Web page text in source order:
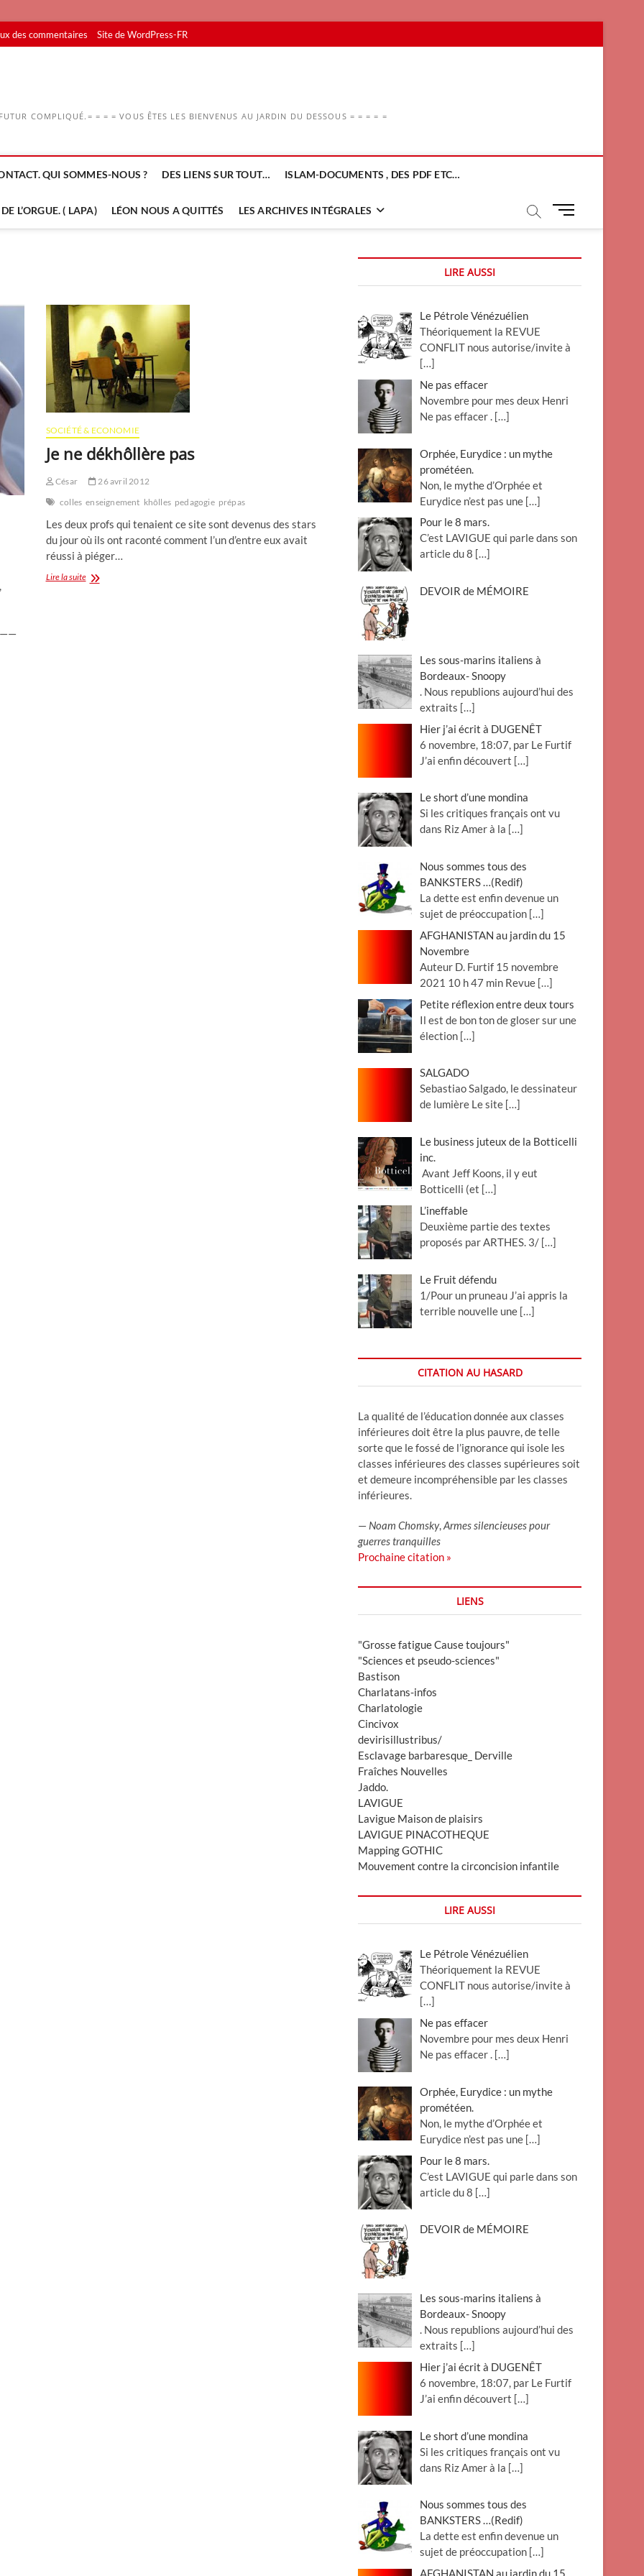
des commentaires Site de WordPress-FR
COMPLIQUÉ.= = = = VOUS ÊTES LES BIENVENUS AU JARDIN DU DESSOUS = = = = =
QUI SOMMES-NOUS ? DES LIENS SUR TOUT… ISLAM-DOCUMENTS , DES PDF ETC…
L’ORGUE. ( LAPA) LÉON NOUS A QUITTÉS LES ARCHIVES INTÉGRALES
M
u
u
n
SOCIÉTÉ & ECONOMIE
Je ne dékhôllère pas
César
26 avril 2012
colles enseignement khôlles pedagogie prépas
Les deux profs qui tenaient ce site sont devenus des stars
du jour où ils ont raconté comment l’un d’entre eux avait
réussi à piéger…
Lire la suiteJe
LIRE AUSSI
Le Pétrole Vénézuélien
Théoriquement la REVUE
CONFLIT nous autorise/invite à
[…]
Ne pas effacer
Novembre pour mes deux Henri
Ne pas effacer . […]
Orphée, Eurydice : un mythe
prométéen.
Non, le mythe d’Orphée et
Eurydice n’est pas une […]
Pour le 8 mars.
C’est LAVIGUE qui parle dans son
article du 8 […]
DEVOIR de MÉMOIRE
Les sous-marins italiens à
Bordeaux- Snoopy
. Nous republions aujourd’hui des
extraits […]
Hier j’ai écrit à DUGENÊT
6 novembre, 18:07, par Le Furtif
J’ai enfin découvert […]
Le short d’une mondina
Si les critiques français ont vu
dans Riz Amer à la […]
Nous sommes tous des
BANKSTERS …(Redif)
La dette est enfin devenue un
sujet de préoccupation […]
AFGHANISTAN au jardin du 15
Novembre
Auteur D. Furtif 15 novembre
2021 10 h 47 min Revue […]
Petite réflexion entre deux tours
Il est de bon ton de gloser sur une
élection […]
SALGADO
Sebastiao Salgado, le dessinateur
de lumière Le site […]
Le business juteux de la Botticelli
inc.
Avant Jeff Koons, il y eut
Botticelli (et […]
L’ineffable
Deuxième partie des textes
proposés par ARTHES. 3/ […]
Le Fruit défendu
1/Pour un pruneau J’ai appris la
terrible nouvelle une […]
CITATION AU HASARD
La qualité de l’éducation donnée aux classes
inférieures doit être la plus pauvre, de telle
sorte que le fossé de l’ignorance qui isole les
classes inférieures des classes supérieures soit
et demeure incompréhensible par les classes
inférieures.
— Noam Chomsky,Armes silencieuses pour
guerres tranquilles
Prochaine citation »
LIENS
"Grosse fatigue Cause toujours"
"Sciences et pseudo-sciences"
Bastison
Charlatans-infos
Charlatologie
Cincivox
devirisillustribus/
Esclavage barbaresque_ Derville
Fraîches Nouvelles
Jaddo.
LAVIGUE
Lavigue Maison de plaisirs
LAVIGUE PINACOTHEQUE
Mapping GOTHIC
Mouvement contre la circoncision infantile
LIRE AUSSI
Le Pétrole Vénézuélien
Théoriquement la REVUE
CONFLIT nous autorise/invite à
[…]
Ne pas effacer
Novembre pour mes deux Henri
Ne pas effacer . […]
Orphée, Eurydice : un mythe
prométéen.
Non, le mythe d’Orphée et
Eurydice n’est pas une […]
Pour le 8 mars.
C’est LAVIGUE qui parle dans son
article du 8 […]
DEVOIR de MÉMOIRE
Les sous-marins italiens à
Bordeaux- Snoopy
. Nous republions aujourd’hui des
extraits […]
Hier j’ai écrit à DUGENÊT
6 novembre, 18:07, par Le Furtif
J’ai enfin découvert […]
Le short d’une mondina
Si les critiques français ont vu
dans Riz Amer à la […]
Nous sommes tous des
BANKSTERS …(Redif)
La dette est enfin devenue un
sujet de préoccupation […]
AFGHANISTAN au jardin du 15